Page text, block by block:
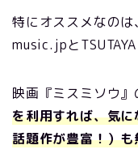
特にオススメなの
music.jpとTSUTAYA
映画『ミスミソウ
を利用すれば、気
話題作が豊富！）